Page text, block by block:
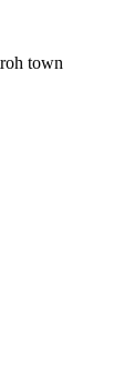
town